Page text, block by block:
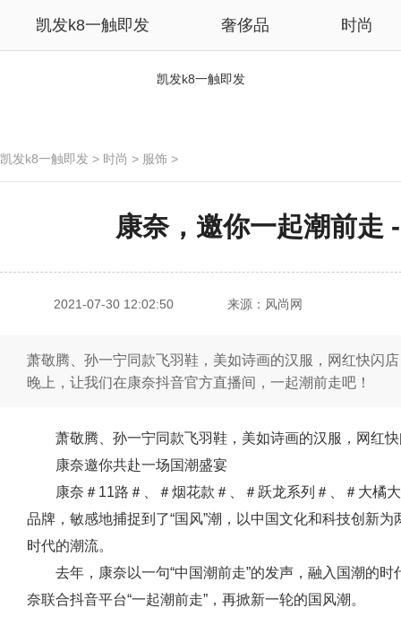
凯发k8一触即发 奢侈品 时尚
凯发k8一触即发
凯发k8一触即发 > 时尚 > 服饰 >
康奈，邀你一起潮前走
2021-07-30 12:02:50 来源：风尚网
萧敬腾、孙一宁同款飞羽鞋，美如诗画的汉服，网红快
晚上，让我们在康奈抖音官方直播间，一起潮前走吧！
萧敬腾、孙一宁同款飞羽鞋，美如诗画的汉服，网红
康奈邀你共赴一场国潮盛宴
康奈＃11路＃、＃烟花款＃、＃跃龙系列＃、＃大
品牌，敏感地捕捉到了“国风”潮，以中国文化和科技创新
时代的潮流。
去年，康奈以一句“中国潮前走”的发声，融入国潮的
奈联合抖音平台“一起潮前走”，再掀新一轮的国风潮。